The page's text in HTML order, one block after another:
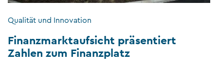
Qualität und Innovation
Finanzmarktaufsicht präsentiert
Zahlen zum Finanzplatz